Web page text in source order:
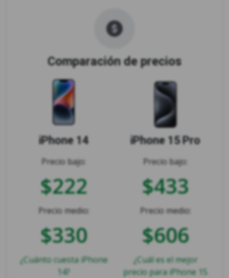
Comparación de precios
iPhone 14
Precio bajo:
$222
Precio medio:
$330
¿Cuánto cuesta iPhone
14?
iPhone 15 Pro
Precio bajo:
$433
Precio medio:
$606
¿Cuál es el mejor
precio para iPhone 15